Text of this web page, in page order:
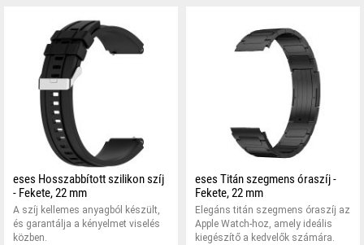
eses Hosszabbított szilikon szíj
- Fekete, 22 mm
A szíj kellemes anyagból készült,
és garantálja a kényelmet viselés
közben.
eses Titán szegmens óraszíj -
Fekete, 22 mm
Elegáns titán szegmens óraszíj az
Apple Watch-hoz, amely ideális
kiegészítő a kedvelők számára.